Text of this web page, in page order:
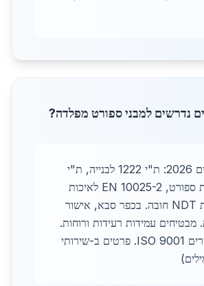
נדרשים למבני ספורט מפלדה?
תקנים מרכזיים 2026: ת"י 1222 לבנייה, ת"י
528 לבטיחות ספורט, EN 10025-2 לאיכות
פלדה. בדיקות NDT חובה. בכפר סבא, אישור
מבטיחים עמידות רעידות ורוחות.
ספקים מאושרים ISO 9001. פרטים ב-שירותי